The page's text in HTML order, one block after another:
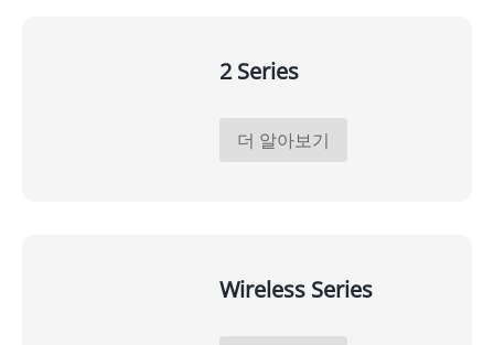
2 Series
더 알아보기
Wireless Series